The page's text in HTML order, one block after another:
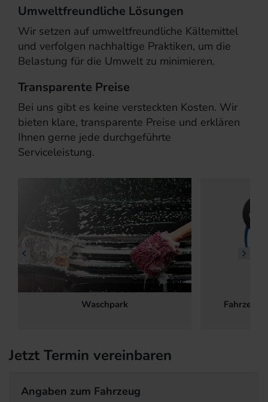
Umweltfreundliche Lösungen
Wir setzen auf umweltfreundliche Kältemittel
und verfolgen nachhaltige Praktiken, um die
Belastung für die Umwelt zu minimieren.
Transparente Preise
Bei uns gibt es keine versteckten Kosten. Wir
bieten klare, transparente Preise und erklären
Ihnen gerne jede durchgeführte
Serviceleistung.
Waschpark
Jetzt Termin vereinbaren
Angaben zum Fahrzeug